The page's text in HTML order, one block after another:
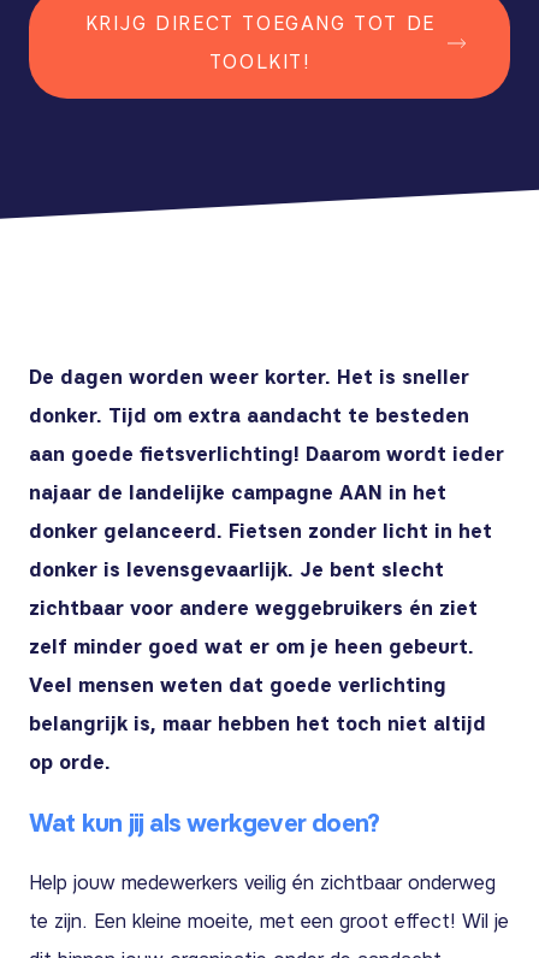
KRIJG DIRECT TOEGANG TOT DE
TOOLKIT!
De dagen worden weer korter. Het is sneller
donker. Tijd om extra aandacht te besteden
aan goede fietsverlichting! Daarom wordt ieder
najaar de landelijke campagne AAN in het
donker gelanceerd. Fietsen zonder licht in het
donker is levensgevaarlijk. Je bent slecht
zichtbaar voor andere weggebruikers én ziet
zelf minder goed wat er om je heen gebeurt.
Veel mensen weten dat goede verlichting
belangrijk is, maar hebben het toch niet altijd
op orde.
Wat kun jij als werkgever doen?
Help jouw medewerkers veilig én zichtbaar onderweg
te zijn. Een kleine moeite, met een groot effect! Wil je